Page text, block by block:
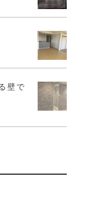
壁で